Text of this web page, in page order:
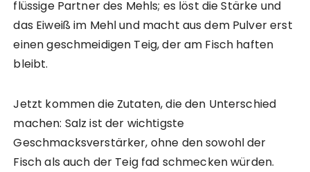
flüssige Partner des Mehls; es löst die Stärke und
das Eiweiß im Mehl und macht aus dem Pulver erst
einen geschmeidigen Teig, der am Fisch haften
bleibt.
Jetzt kommen die Zutaten, die den Unterschied
machen: Salz ist der wichtigste
Geschmacksverstärker, ohne den sowohl der
Fisch als auch der Teig fad schmecken würden.